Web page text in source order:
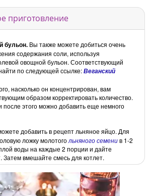
приготовление
бульон. Вы также можете добиться очень
содержания соли, используя
овощной бульон. Соответствующий
по следующей ссылке:Веганский
насколько он концентрирован, вам
образом корректировать количество.
после этого можно добавить еще немного
добавить в рецепт льняное яйцо. Для
ложку молотогольняного семенив 1-2
воды на каждые 2 порции и дайте
Затем вмешайте смесь для котлет.